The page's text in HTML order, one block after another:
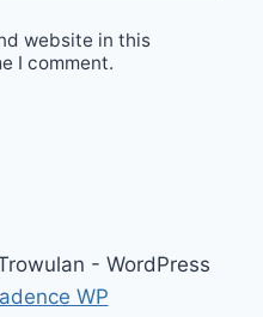
website in this
I comment.
- WordPress
WP